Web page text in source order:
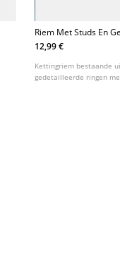
Riem Met Studs En
Ringen
12,99 €
Kettingriem bestaande
gedetailleerde ringen